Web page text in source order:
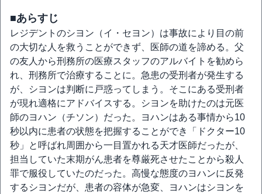
■あらすじ
レジデントのシヨン（イ・セヨン）は事故により目の前
の大切な人を救うことができず、医師の道を諦める。父
の友人から刑務所の医療スタッフのアルバイトを勧めら
れ、刑務所で治療することに。急患の受刑者が発生する
が、シヨンは判断に戸惑ってしまう。そこにある受刑者
が現れ適格にアドバイスする。シヨンを助けたのは元医
師のヨハン（チソン）だった。ヨハンはある事情から10
秒以内に患者の状態を把握することができ「ドクター10
秒」と呼ばれ周囲から一目置かれる天才医師だったが、
担当していた末期がん患者を尊厳死させたことから殺人
罪で服役していたのだった。高慢な態度のヨハンに反発
するシヨンだが、患者の容体が急変、ヨハンはシヨンを